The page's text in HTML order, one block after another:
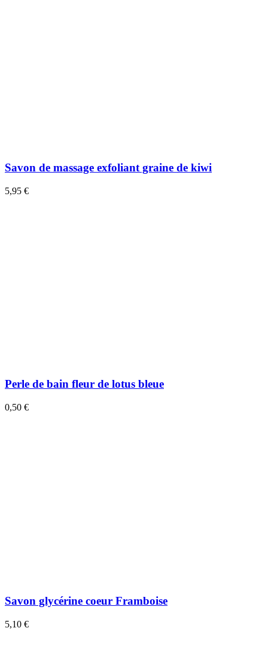
Savon de massage exfoliant graine de kiwi
5,95 €
Perle de bain fleur de lotus bleue
0,50 €
Savon glycérine coeur Framboise
5,10 €